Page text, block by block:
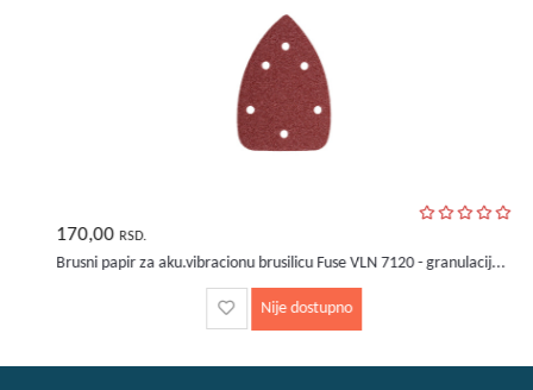
170,00RSD.
Brusni papir za aku.vibracionu brusilicu Fuse VLN 7120 - granulacij...
Nije dostupno